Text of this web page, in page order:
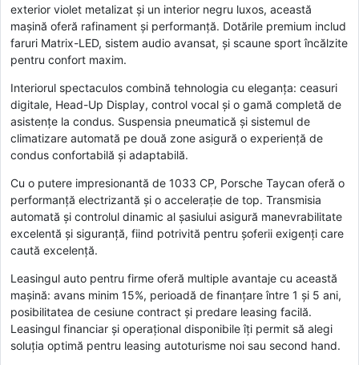
exterior violet metalizat și un interior negru luxos, această
mașină oferă rafinament și performanță. Dotările premium includ
faruri Matrix-LED, sistem audio avansat, și scaune sport încălzite
pentru confort maxim.
Interiorul spectaculos combină tehnologia cu eleganța: ceasuri
digitale, Head-Up Display, control vocal și o gamă completă de
asistențe la condus. Suspensia pneumatică și sistemul de
climatizare automată pe două zone asigură o experiență de
condus confortabilă și adaptabilă.
Cu o putere impresionantă de 1033 CP, Porsche Taycan oferă o
performanță electrizantă și o accelerație de top. Transmisia
automată și controlul dinamic al șasiului asigură manevrabilitate
excelentă și siguranță, fiind potrivită pentru șoferii exigenți care
caută excelență.
Leasingul auto pentru firme oferă multiple avantaje cu această
mașină: avans minim 15%, perioadă de finanțare între 1 și 5 ani,
posibilitatea de cesiune contract și predare leasing facilă.
Leasingul financiar și operațional disponibile îți permit să alegi
soluția optimă pentru leasing autoturisme noi sau second hand.